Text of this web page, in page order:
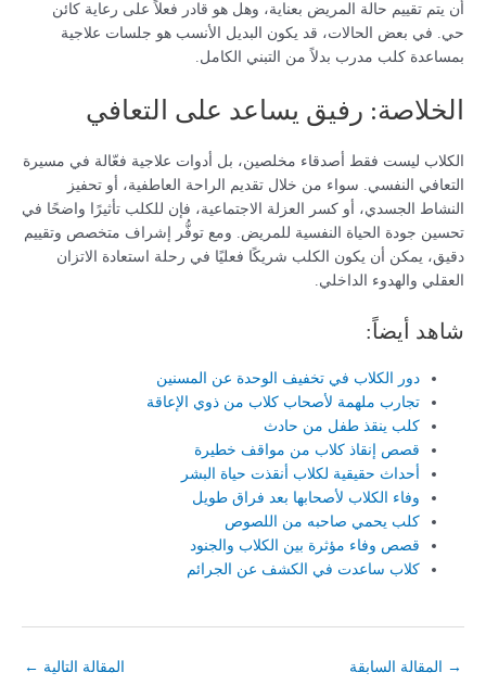
أن يتم تقييم حالة المريض بعناية، وهل هو قادر فعلاً على رعاية كائن
حي. في بعض الحالات، قد يكون البديل الأنسب هو جلسات علاجية
بمساعدة كلب مدرب بدلاً من التبني الكامل.
الخلاصة: رفيق يساعد على التعافي
الكلاب ليست فقط أصدقاء مخلصين، بل أدوات علاجية فعّالة في مسيرة
التعافي النفسي. سواء من خلال تقديم الراحة العاطفية، أو تحفيز
النشاط الجسدي، أو كسر العزلة الاجتماعية، فإن للكلب تأثيرًا واضحًا في
تحسين جودة الحياة النفسية للمريض. ومع توفُّر إشراف متخصص وتقييم
دقيق، يمكن أن يكون الكلب شريكًا فعليًا في رحلة استعادة الاتزان
العقلي والهدوء الداخلي.
شاهد أيضاً:
دور الكلاب في تخفيف الوحدة عن المسنين
تجارب ملهمة لأصحاب كلاب من ذوي الإعاقة
كلب ينقذ طفل من حادث
قصص إنقاذ كلاب من مواقف خطيرة
أحداث حقيقية لكلاب أنقذت حياة البشر
وفاء الكلاب لأصحابها بعد فراق طويل
كلب يحمي صاحبه من اللصوص
قصص وفاء مؤثرة بين الكلاب والجنود
كلاب ساعدت في الكشف عن الجرائم
→ المقالة السابقة المقالة التالية ←